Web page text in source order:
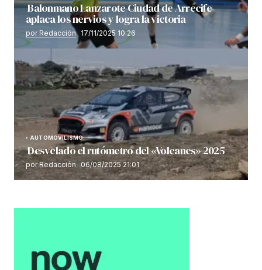
Balonmano Lanzarote Ciudad de Arrecife
aplaca los nervios y logra la victoria
por Redacción 17/11/2025 10:26
AUTOMOVILISMO
Desvelado el rutómetro del «Volcanes» 2025
por Redacción 06/08/2025 21:01